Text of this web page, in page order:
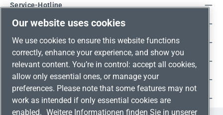
Service-Hotline
Unsere Vorteile
Versandarten
Zahlungsarten
Adresse
Umweltschutz & Partnerschaft
Our website uses cookies
We use cookies to ensure this website functions
correctly, enhance your experience, and show you
relevant content. You’re in control: accept all cookies,
allow only essential ones, or manage your
preferences. Please note that some features may not
work as intended if only essential cookies are
enabled. Weitere Informationen finden Sie in unserer